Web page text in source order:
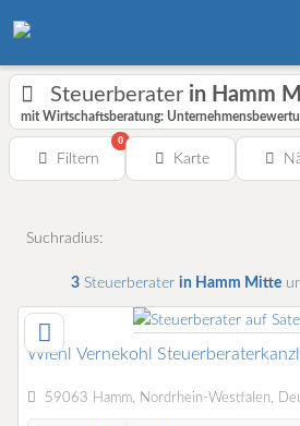
Steuerberater in Hamm
mit Wirtschaftsberatung:
Filtern
0
Karte
Suchradius:
3 Steuerberater in Hamm Mitte
Wiehl Vernekohl
59063 Hamm, Nordrhein-Westfalen,